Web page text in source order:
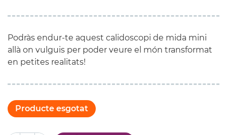
Podràs endur-te aquest calidoscopi de mida mini
allà on vulguis per poder veure el món transformat
en petites realitats!
Producte esgotat